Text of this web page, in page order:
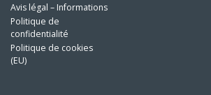
Avis légal – Informations
Politique de
confidentialité
Politique de cookies
(EU)